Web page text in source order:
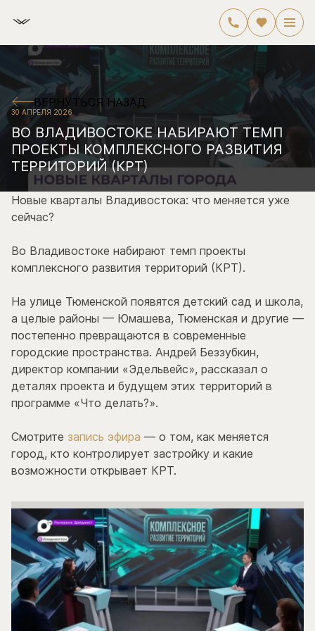
ВЕРНУТЬСЯ НАЗАД
30 АПРЕЛЯ 2026
ВО ВЛАДИВОСТОКЕ НАБИРАЮТ ТЕМП
ПРОЕКТЫ КОМПЛЕКСНОГО РАЗВИТИЯ
ТЕРРИТОРИЙ (КРТ)
Новые кварталы Владивостока: что меняется уже
сейчас?
Во Владивостоке набирают темп проекты
комплексного развития территорий (КРТ).
На улице Тюменской появятся детский сад и школа,
а целые районы — Юмашева, Тюменская и другие —
постепенно превращаются в современные
городские пространства. Андрей Беззубкин,
директор компании «Эдельвейс», рассказал о
деталях проекта и будущем этих территорий в
программе «Что делать?».
Смотрите запись эфира — о том, как меняется
город, кто контролирует застройку и какие
возможности открывает КРТ.